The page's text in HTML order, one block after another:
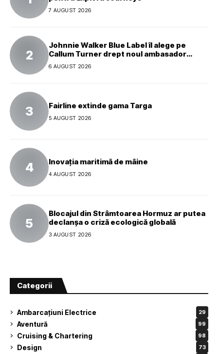
7 AUGUST 2026
Johnnie Walker Blue Label îl alege pe
Callum Turner drept noul ambasador
global al mărcii
6 AUGUST 2026
Fairline extinde gama Targa
5 AUGUST 2026
Inovația maritimă de mâine
4 AUGUST 2026
Blocajul din Strâmtoarea Hormuz ar putea
declanșa o criză ecologică globală
3 AUGUST 2026
Categorii
Ambarcațiuni Electrice 29
Aventură 99
Cruising & Chartering 98
Design 73